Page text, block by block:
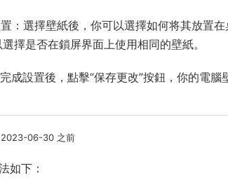
：選擇壁紙後，你可以選擇如何将其放置在
擇是否在鎖屏界面上使用相同的壁紙。
成設置後，點擊“保存更改”按鈕，你的電腦
2023-06-30 之前
如下：